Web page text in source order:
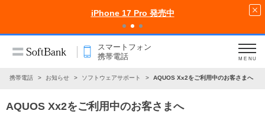
iPhone 17 Pro 発売中
スマートフォン
携帯電話
MENU
・携帯電話 お知らせ ソフトウェアサポート AQUOS Xx2をご利用中のお客さまへ
AQUOS Xx2をご利用中のお客さまへ